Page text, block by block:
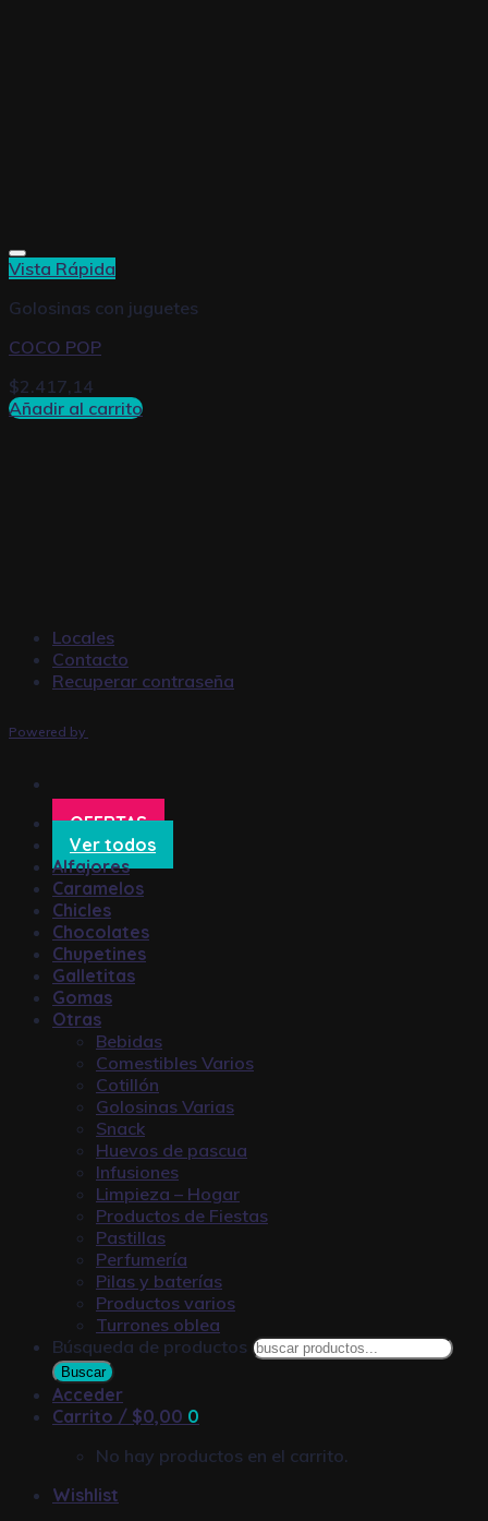
Vista Rápida
Golosinas con juguetes
COCO POP
$2.417,14
Añadir al carrito
Locales
Contacto
Recuperar contraseña
Powered by
OFERTAS
Ver todos
Alfajores
Caramelos
Chicles
Chocolates
Chupetines
Galletitas
Gomas
Otras
Bebidas
Comestibles Varios
Cotillón
Golosinas Varias
Snack
Huevos de pascua
Infusiones
Limpieza – Hogar
Productos de Fiestas
Pastillas
Perfumería
Pilas y baterías
Productos varios
Turrones oblea
Búsqueda de productos
Buscar
Acceder
Carrito / $0,00 0
No hay productos en el carrito.
Wishlist